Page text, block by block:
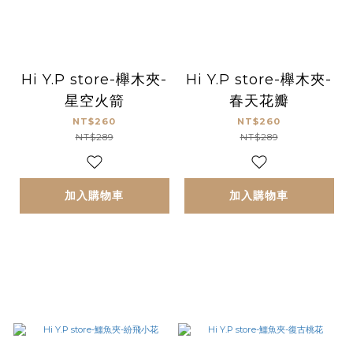
Hi Y.P store-櫸木夾-
星空火箭
NT$260
NT$289
加入購物車
Hi Y.P store-櫸木夾-
春天花瓣
NT$260
NT$289
加入購物車